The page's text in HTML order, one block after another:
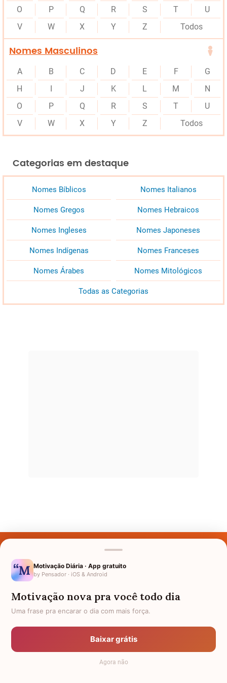
O P Q R S T
U
V
W X Y Z Todos
Nomes Masculinos
A B C D E F
G
H
J K L M
N
O
P Q R S T
U
V
W X Y Z Todos
Categorias em destaque
Nomes Bíblicos Nomes Italianos
Nomes Gregos Nomes Hebraicos
Nomes Ingleses Nomes Japoneses
Nomes Indígenas Nomes Franceses
Nomes Árabes Nomes Mitológicos
Todas as Categorias
Nomes pelo Mundo
Política de Privacidade
Anuncie
Termos de Uso
Motivação Diária · App gratuito
by Pensador · iOS & Android
Motivação nova pra você todo dia
Uma frase pra encarar o dia com mais força.
Baixar grátis
Agora não